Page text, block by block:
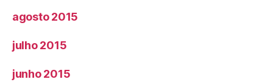
agosto 2015
julho 2015
junho 2015